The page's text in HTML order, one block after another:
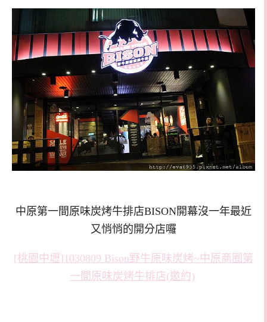
中原第一間原味炭烤牛排店BISON開幕沒一年最近
又悄悄的開分店囉
[桃園中壢]1030809 Bison野牛原味炭烤~中原商圈第
一間原味炭烤牛排店(邀約)